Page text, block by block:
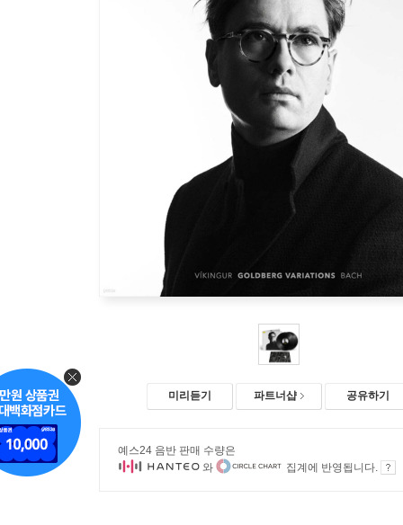
미리듣기 파트너샵 공유하기
예스24 음반 판매 수량은
와
집계에 반영됩니다.